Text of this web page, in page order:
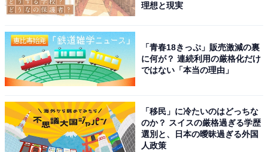
理想と現実
「青春18きっぷ」販売激減の裏
に何が？ 連続利用の厳格化だけ
ではない「本当の理由」
「移民」に冷たいのはどっちな
のか？ スイスの厳格過ぎる学歴
選別と、日本の曖昧過ぎる外国
人政策